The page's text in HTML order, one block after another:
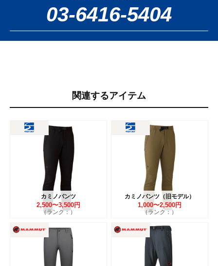
03-6416-5404
関連するアイテム
カミノパンツ
2,500〜3,500円
（ランク：）
カミノパンツ（旧モデル）
1,000〜2,500円
（ランク：）